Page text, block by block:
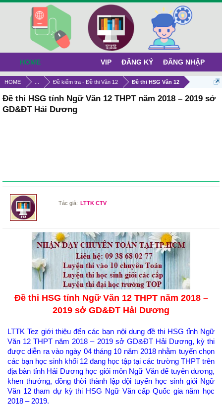
HOME Đề kiểm tra - Đề thi Văn 12 Đề thi HSG Văn 12
Đề thi HSG tỉnh Ngữ Văn 12 THPT năm 2018 – 2019 sở
GD&ĐT Hải Dương
Tác giả: LTTK CTV
Đề thi HSG tỉnh Ngữ Văn 12 THPT năm 2018 –
2019 sở GD&ĐT Hải Dương
LTTK Tez giới thiệu đến các bạn nội dung đề thi HSG tỉnh Ngữ
Văn 12 THPT năm 2018 – 2019 sở GD&ĐT Hải Dương, kỳ thi
được diễn ra vào ngày 04 tháng 10 năm 2018 nhằm tuyển chọn
các bạn học sinh khối 12 đang học tập tại các trường THPT trên
địa bàn tỉnh Hải Dương học giỏi môn Ngữ Văn để tuyên dương,
khen thưởng, đồng thời thành lập đội tuyển học sinh giỏi Ngữ
Văn 12 tham dự kỳ thi HSG Ngữ Văn cấp Quốc gia năm học
2018 – 2019.
HOME VIP ĐĂNG KÝ ĐĂNG NHẬP